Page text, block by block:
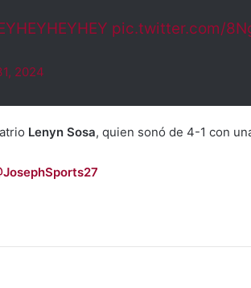
pic.twitter.com/
2024
Lenyn Sosa, quien sonó de 4-1 con